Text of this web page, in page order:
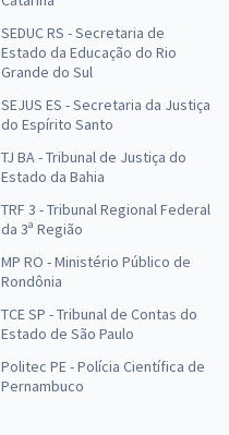
SEDUC RS - Secretaria de
Estado da Educação do Rio
Grande do Sul
SEJUS ES - Secretaria da Justiça
do Espírito Santo
TJ BA - Tribunal de Justiça do
Estado da Bahia
TRF 3 - Tribunal Regional Federal
da 3ª Região
MP RO - Ministério Público de
Rondônia
TCE SP - Tribunal de Contas do
Estado de São Paulo
Politec PE - Polícia Científica de
Pernambuco